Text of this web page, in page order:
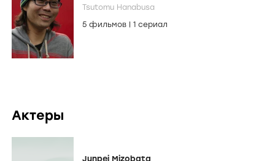
Tsutomu Hanabusa
5 фильмов
1 сериал
Актеры
Junpei Mizobata